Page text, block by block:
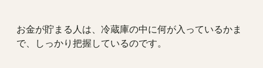
お金が貯まる人は、冷蔵庫の中に何が入っているかま
で、しっかり把握しているのです。